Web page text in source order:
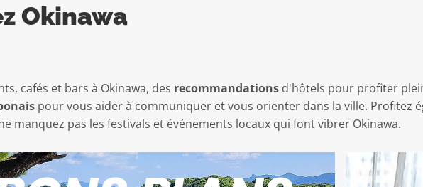
Okinawa
cafés et bars à Okinawa, des recommandations d'hôtels pour profiter
pour vous aider à communiquer et vous orienter dans la ville. Profitez
manquez pas les festivals et événements locaux qui font vibrer Okinawa.